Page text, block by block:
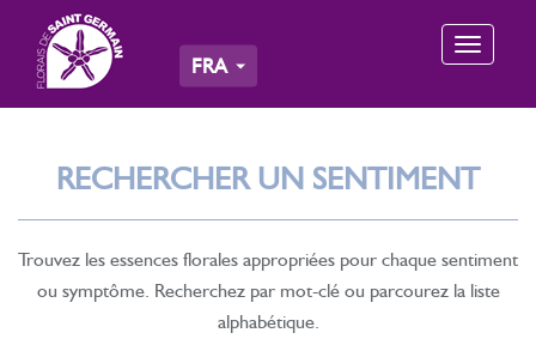
Toggle
FRA
RECHERCHER UN SENTIMENT
Trouvez les essences florales appropriées pour chaque sentiment
ou symptôme. Recherchez par mot-clé ou parcourez la liste
alphabétique.